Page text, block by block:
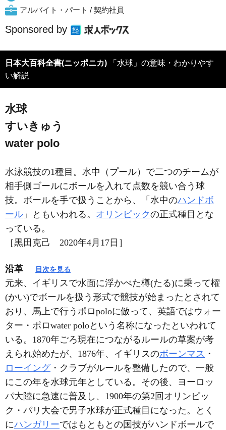
アルバイト・パート / 契約社員
Sponsored by
日本大百科全書(ニッポニカ)
い解説
水球
すいきゅう
water polo
水泳競技の1種目。水中（プール）で二つのチームが
相手側ゴールにボールを入れて点数を競い合う球
技。ボールを手で扱うことから、「水中のハンドボ
ール 」ともいわれる。 オリンピックの正式種目とな
っている。
［黒田克己 2020年4月17日］
沿革 目次を見る
元来、イギリスで水面に浮かべた樽(たる)に乗って櫂
(かい)でボールを扱う形式で競技が始まったとされて
おり、馬上で行うポロpoloに倣って、英語ではウォー
ター・ポロwater poloという名称になったといわれて
いる。1870年ごろ現在につながるルールの草案が考
えられ始めたが、1876年、イギリスのボーンマス ・
ローイング・クラブがルールを整備したので、一般
にこの年を水球元年としている。その後、ヨーロッ
パ大陸に急速に普及し、1900年の第2回オリンピッ
ク・パリ大会で男子水球が正式種目になった。とく
にハンガリーではもともとの国技がハンドボールで